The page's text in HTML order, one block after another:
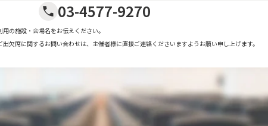
03-4577-9270
の施設・会場名をお伝えください。
欠席に関するお問い合わせは、主催者様に直接ご連絡くださいますようお願い申し上げます。